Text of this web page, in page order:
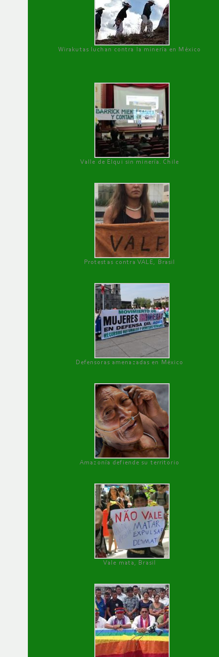
Wirakutas luchan contra la minería en México
Valle de Elqui sin minería. Chile
Protestas contra VALE, Brasil
Defensoras amenazadas en México
Amazonía defiende su territorio
Vale mata, Brasil